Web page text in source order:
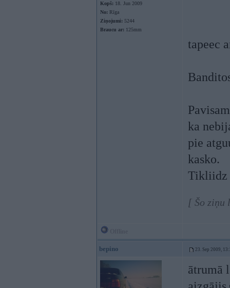
Kopš: 18. Jun 2009
No: Rīga
Ziņojumi: 5244
Braucu ar: 125mm
tapeec
ka
pie
kasko.
Tikliidz
[ Šo ziņu
bepino 23. Sep 2009,
ātrumā